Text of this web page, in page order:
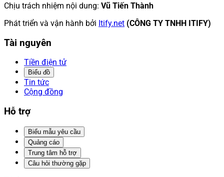
Chịu trách nhiệm nội dung: Vũ Tiến Thành
Phát triển và vận hành bởi Itify.net (CÔNG TY TNHH ITIFY)
Tài nguyên
Tiền điện tử
Biểu đồ
Tin tức
Cộng đồng
Hỗ trợ
Biểu mẫu yêu cầu
Quảng cáo
Trung tâm hỗ trợ
Câu hỏi thường gặp